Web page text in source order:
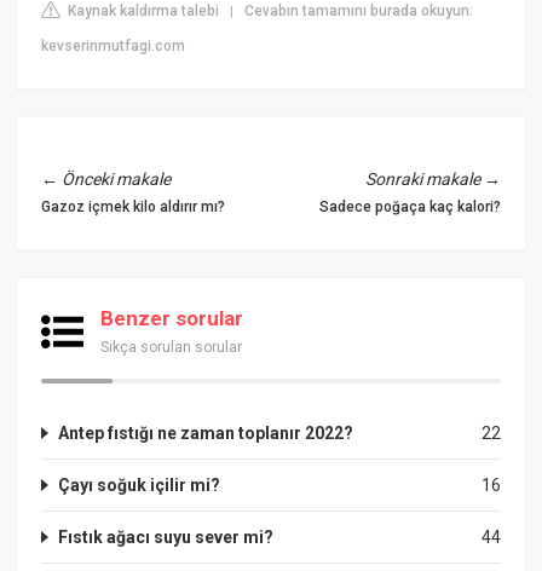
Kaynak kaldırma talebi |Cevabın tamamını burada okuyun:
kevserinmutfagi.com
← Önceki makale
Gazoz içmek kilo aldırır mı?
Sonraki makale→
Sadece poğaça kaç kalori?
Benzer sorular
Sıkça sorulan sorular
22
Antep fıstığı ne zaman toplanır 2022?
16
Çayı soğuk içilir mi?
44
Fıstık ağacı suyu sever mi?